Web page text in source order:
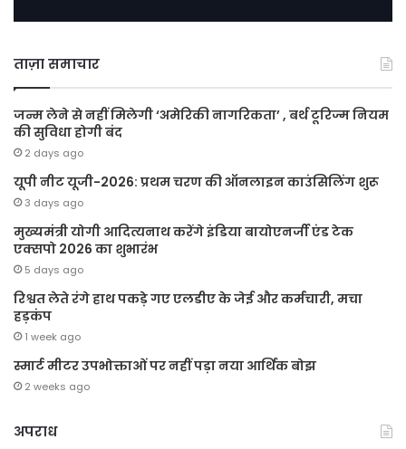
ताज़ा समाचार
जन्म लेने से नहीं मिलेगी ‘अमेरिकी नागरिकता’ , बर्थ टूरिज्म नियम
की सुविधा होगी बंद
2 days ago
यूपी नीट यूजी-2026: प्रथम चरण की ऑनलाइन काउंसिलिंग शुरू
3 days ago
मुख्यमंत्री योगी आदित्यनाथ करेंगे इंडिया बायोएनर्जी एंड टेक
एक्सपो 2026 का शुभारंभ
5 days ago
रिश्वत लेते रंगे हाथ पकड़े गए एलडीए के जेई और कर्मचारी, मचा
हड़कंप
1 week ago
स्मार्ट मीटर उपभोक्ताओं पर नहीं पड़ा नया आर्थिक बोझ
2 weeks ago
अपराध